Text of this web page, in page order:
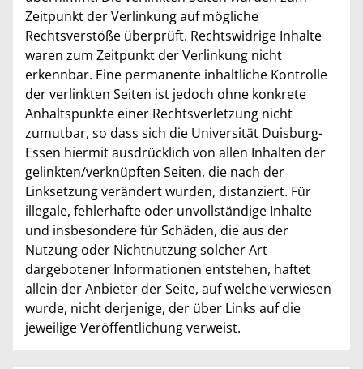
Zeitpunkt der Verlinkung auf mögliche
Rechtsverstöße überprüft. Rechtswidrige Inhalte
waren zum Zeitpunkt der Verlinkung nicht
erkennbar. Eine permanente inhaltliche Kontrolle
der verlinkten Seiten ist jedoch ohne konkrete
Anhaltspunkte einer Rechtsverletzung nicht
zumutbar, so dass sich die Universität Duisburg-
Essen hiermit ausdrücklich von allen Inhalten der
gelinkten/verknüpften Seiten, die nach der
Linksetzung verändert wurden, distanziert. Für
illegale, fehlerhafte oder unvollständige Inhalte
und insbesondere für Schäden, die aus der
Nutzung oder Nichtnutzung solcher Art
dargebotener Informationen entstehen, haftet
allein der Anbieter der Seite, auf welche verwiesen
wurde, nicht derjenige, der über Links auf die
jeweilige Veröffentlichung verweist.